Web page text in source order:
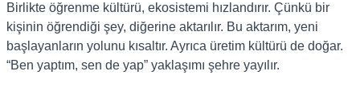
Birlikte öğrenme kültürü, ekosistemi hızlandırır. Çünkü bir
kişinin öğrendiği şey, diğerine aktarılır. Bu aktarım, yeni
başlayanların yolunu kısaltır. Ayrıca üretim kültürü de doğar.
“Ben yaptım, sen de yap” yaklaşımı şehre yayılır.